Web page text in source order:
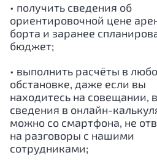
• получить сведения об
ориентировочной цене
борта и заранее
бюджет;
• выполнить расчёты в
обстановке, даже если вы
находитесь на совещании,
сведения в онлайн-
можно со смартфона, не
на разговоры с нашими
сотрудниками;